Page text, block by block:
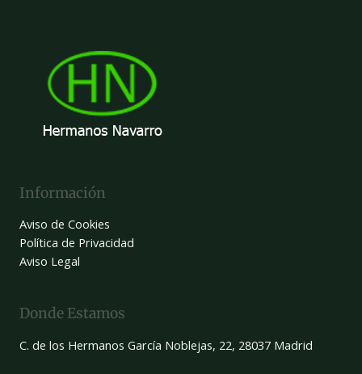
Información
Aviso de Cookies
Política de Privacidad
Aviso Legal
Donde Estamos
C. de los Hermanos García Noblejas, 22, 28037 Madrid